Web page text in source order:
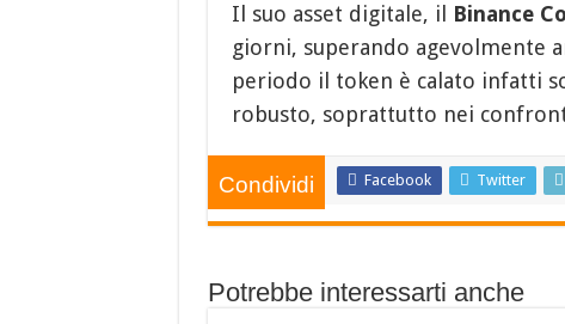
Il suo asset digitale, il Binance
giorni, superando agevolmente
periodo il token è calato infatti
robusto, soprattutto nei
Condividi Facebook Twitter
Potrebbe interessarti anche